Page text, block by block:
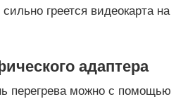
адаптера
перегрева можно с помощью